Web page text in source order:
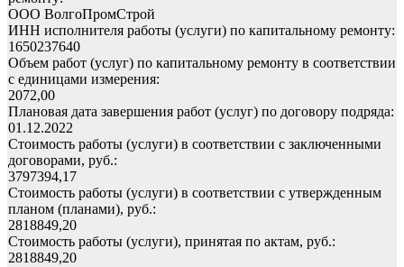
ООО ВолгоПромСтрой
ИНН исполнителя работы (услуги) по капитальному ремонту:
1650237640
Объем работ (услуг) по капитальному ремонту в соответствии
с единицами измерения:
2072,00
Плановая дата завершения работ (услуг) по договору подряда:
01.12.2022
Стоимость работы (услуги) в соответствии с заключенными
договорами, руб.:
3797394,17
Стоимость работы (услуги) в соответствии с утвержденным
планом (планами), руб.:
2818849,20
Стоимость работы (услуги), принятая по актам, руб.:
2818849,20